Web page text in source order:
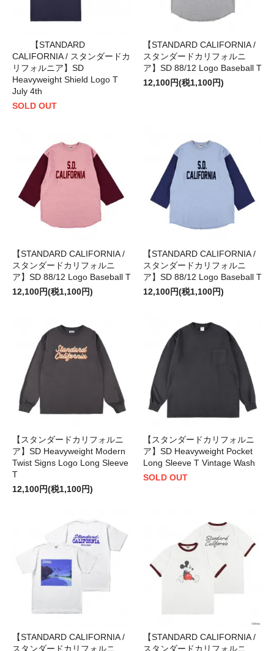
【STANDARD
CALIFORNIA / スタンダードカ
リフォルニア】SD
Heavyweight Shield Logo T
July 4th
SOLD OUT
【STANDARD CALIFORNIA /
スタンダードカリフォルニ
ア】SD 88/12 Logo Baseball T
12,100円(税1,100円)
【STANDARD CALIFORNIA /
スタンダードカリフォルニ
ア】SD 88/12 Logo Baseball T
12,100円(税1,100円)
【STANDARD CALIFORNIA /
スタンダードカリフォルニ
ア】SD 88/12 Logo Baseball T
12,100円(税1,100円)
【スタンダードカリフォルニ
ア】SD Heavyweight Modern
Twist Signs Logo Long Sleeve
T
12,100円(税1,100円)
【スタンダードカリフォルニ
ア】SD Heavyweight Pocket
Long Sleeve T Vintage Wash
SOLD OUT
【STANDARD CALIFORNIA /
スタンダードカリフォルニ
【STANDARD CALIFORNIA /
スタンダードカリフォルニ